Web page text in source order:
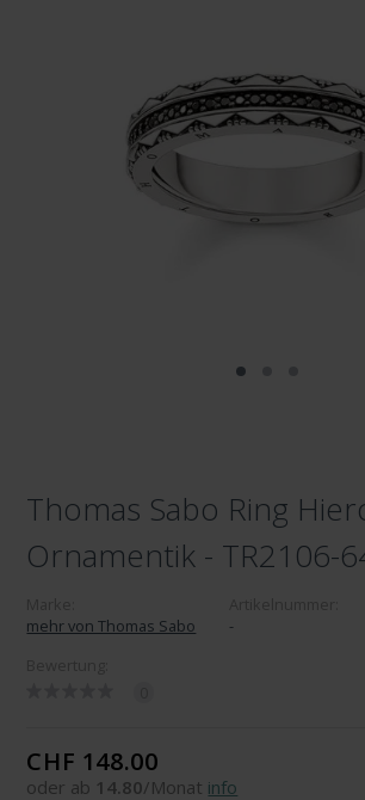
Thomas Sabo Ring
Ornamentik - TR2106-
mehr von Thomas Sabo
-
CHF 148.00
oder ab 14.80/Monat info